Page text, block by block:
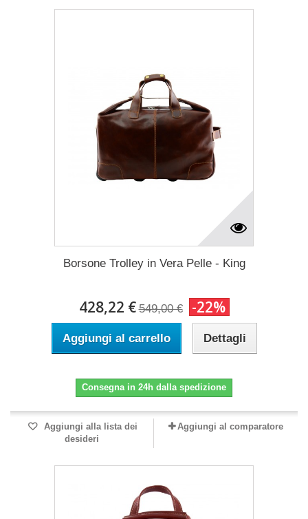
Borsone Trolley in Vera Pelle - King
428,22 € 549,00 € -22%
Aggiungi al carrello Dettagli
Consegna in 24h dalla spedizione
Aggiungi alla lista dei
desideri
Aggiungi al comparatore